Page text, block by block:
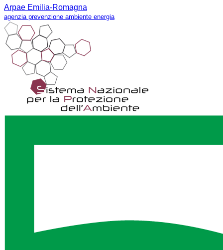
Arpae Emilia-Romagna
agenzia prevenzione ambiente energia